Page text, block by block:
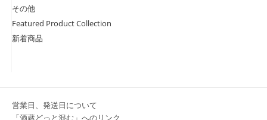
その他
Featured Product Collection
新着商品
営業日、発送日について
「酒蔵どっと混む」へのリンク